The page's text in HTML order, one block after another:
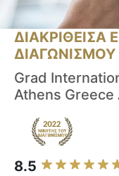
ΔΙΑΚΡΙΘΕΙΣΑ
ΔΙΑΓΩΝΙΣΜΟΥ
Grad
Athens
8.5